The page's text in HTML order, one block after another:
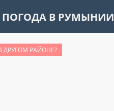
ПОГОДА В РУМЫНИИ
ДРУГОМ РАЙОНЕ?